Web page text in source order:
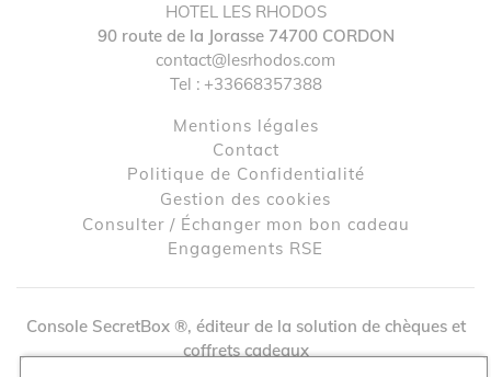
HOTEL LES RHODOS
90 route de la Jorasse 74700 CORDON
contact@lesrhodos.com
Tel : +33668357388
Mentions légales
contact
Politique de Confidentialité
Gestion des cookies
Consulter / Échanger mon bon cadeau
Engagements RSE
Console SecretBox ®, éditeur de la solution de chèques et
coffrets cadeaux